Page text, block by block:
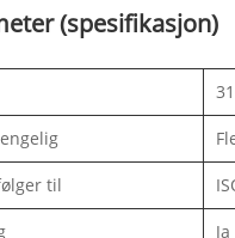
(spesifikasjon)
til
Ja